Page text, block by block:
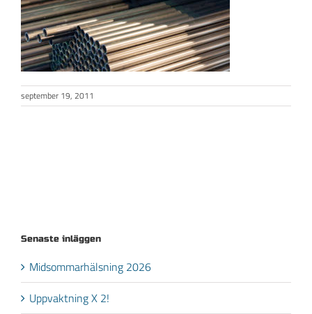
september 19, 2011
Senaste inläggen
Midsommarhälsning 2026
Uppvaktning X 2!